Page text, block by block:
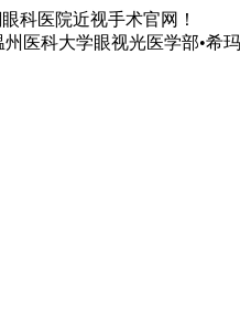
科医院近视手术官网！
医科大学眼视光医学部•希